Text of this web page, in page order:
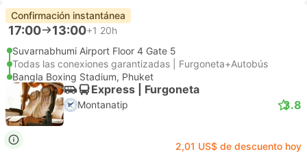
Confirmación instantánea
17:00 13:00+1 20h
Suvarnabhumi Airport Floor 4 Gate 5
Todas las conexiones garantizadas | Furgoneta+Autobús
Bangla Boxing Stadium, Phuket
Express | Furgoneta
Montanatip 3.8
2,01 US$ de descuento hoy